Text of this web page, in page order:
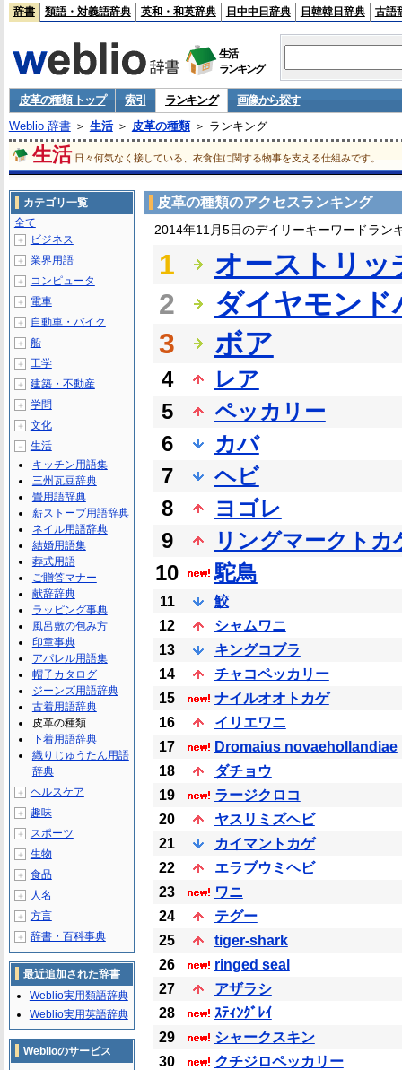
辞書 類語・対義語辞典 英和・和英辞典 日中中日辞典 日韓韓日辞典 古語
生活
ランキング
皮革の種類 トップ 索引 ランキング
画像から探す
Weblio 辞書＞ 生活＞ 皮革の種類＞ ランキング
生活 日々何気なく接している、衣食住に関する物事を支える仕組みです。
皮革の種類のアクセスランキング
2014年11月5日のデイリーキーワードラン
1
オーストリッ
2
ダイヤモンド
3
ボア
4
レア
5
ペッカリー
6
カバ
7
ヘビ
8
ヨゴレ
9
リングマークトカ
10
駝鳥
11
鮫
12
シャムワニ
13
キングコブラ
14
チャコペッカリー
15
ナイルオオトカゲ
16
イリエワニ
17
Dromaius novaehollandiae
18
ダチョウ
19
ラージクロコ
20
ヤスリミズヘビ
21
カイマントカゲ
22
エラブウミヘビ
23
ワニ
24
テグー
25
tiger-shark
26
ringed seal
27
アザラシ
28
ｽﾃｨﾝｸﾞﾚｲ
29
シャークスキン
30
クチジロペッカリー
カテゴリ一覧
全て
＋ ビジネス
＋ 業界用語
＋ コンピュータ
＋ 電車
＋ 自動車・バイク
＋ 船
＋ 工学
＋ 建築・不動産
＋ 学問
＋ 文化
－
生活
キッチン用語集
三州瓦豆辞典
畳用語辞典
薪ストーブ用語辞典
ネイル用語辞典
結婚用語集
葬式用語
ご贈答マナー
献辞辞典
ラッピング事典
風呂敷の包み方
印章事典
アパレル用語集
帽子カタログ
ジーンズ用語辞典
古着用語辞典
皮革の種類
下着用語辞典
織りじゅうたん用語
辞典
＋ ヘルスケア
＋ 趣味
＋ スポーツ
＋ 生物
＋ 食品
＋ 人名
＋ 方言
＋ 辞書・百科事典
最近追加された辞書
Weblio実用類語辞典
Weblio実用英語辞典
Weblioのサービス